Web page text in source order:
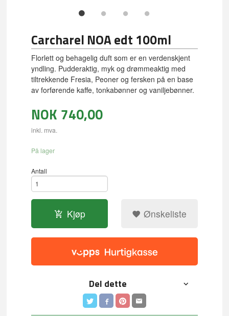
Carcharel NOA edt 100ml
Florlett og behagelig duft som er en verdenskjent
yndling. Pudderaktig, myk og drømmeaktig med
tiltrekkende Fresia, Peoner og fersken på en base
av forførende kaffe, tonkabønner og vaniljebønner.
NOK 740,00
inkl. mva.
På lager
Antall
Kjøp Ønskeliste
Del dette